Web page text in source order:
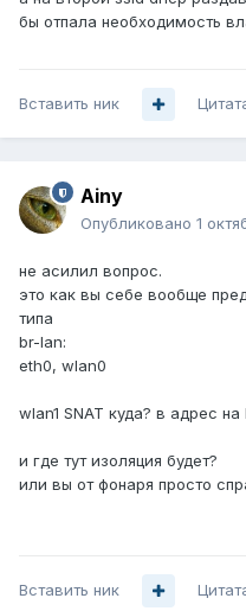
бы отпала необходимость
Вставить ник
Ainy
Опубликовано 1
не асилил вопрос.
это как вы себе вообще
типа
br-lan:
eth0, wlan0
wlan1 SNAT куда? в адрес на
и где тут изоляция будет?
или вы от фонаря просто
Вставить ник